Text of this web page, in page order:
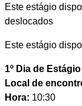
Este estágio
deslocados
Este estágio
1º Dia de Estágio
Local de
Hora: 10:30